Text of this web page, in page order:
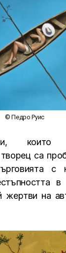
© Педро Руис
които
са
с
в
жертви на